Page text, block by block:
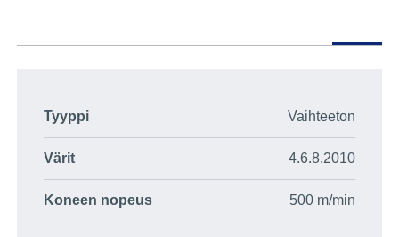
Tyyppi Vaihteeton
Värit 4.6.8.2010
Koneen nopeus 500 m/min